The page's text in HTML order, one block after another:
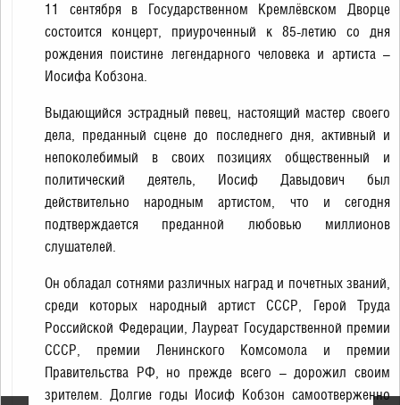
11 сентября в Государственном Кремлёвском Дворце
состоится концерт, приуроченный к 85-летию со дня
рождения поистине легендарного человека и артиста –
Иосифа Кобзона.
Выдающийся эстрадный певец, настоящий мастер своего
дела, преданный сцене до последнего дня, активный и
непоколебимый в своих позициях общественный и
политический деятель, Иосиф Давыдович был
действительно народным артистом, что и сегодня
подтверждается преданной любовью миллионов
слушателей.
Он обладал сотнями различных наград и почетных званий,
среди которых народный артист СССР, Герой Труда
Российской Федерации, Лауреат Государственной премии
СССР, премии Ленинского Комсомола и премии
Правительства РФ, но прежде всего – дорожил своим
зрителем. Долгие годы Иосиф Кобзон самоотверженно